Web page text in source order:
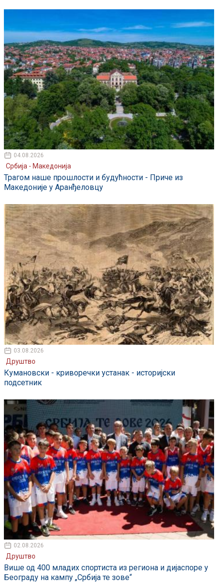
04.08.2026
Србија - Македонија
Трагом наше прошлости и будућности - Приче из
Македоније у Аранђеловцу
03.08.2026
Друштво
Кумановски - криворечки устанак - историјски
подсетник
02.08.2026
Друштво
Више од 400 младих спортиста из региона и дијаспоре у
Београду на кампу „Србија те зове“